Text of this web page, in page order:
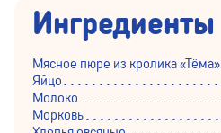
Ингредиенты
Мясное пюре из кролика «Тёма»
Яйцо
Молоко
Морковь